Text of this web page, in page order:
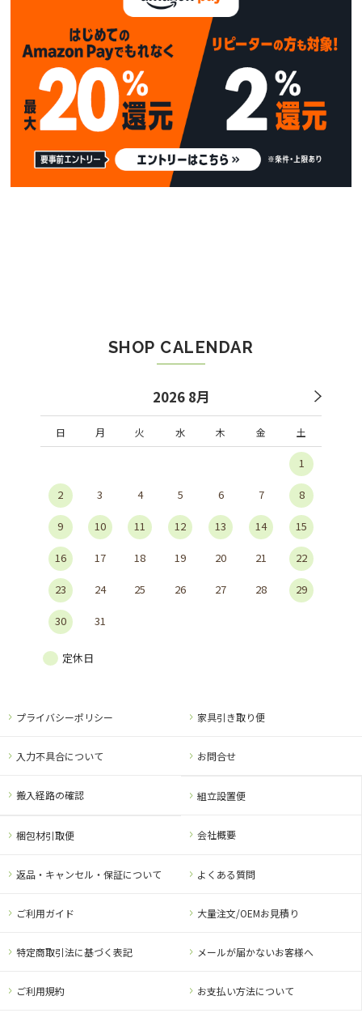
SHOP CALENDAR
2026 8月
日 月 火 水 木 金 土
1
2 3 4 5 6 7 8
9 10 11 12 13 14 15
16 17 18 19 20 21 22
23 24 25 26 27 28 29
30 31
定休日
組立設置便
ご利用ガイド
ご利用規約
会社概要
大量注文/OEMお見積り
お支払い方法について
よくある質問
特定商取引法に基づく表記
梱包材引取便
メールが届かないお客様へ
返品・キャンセル・保証について
プライバシーポリシー 家具引き取り便
入力不具合について お問合せ
搬入経路の確認